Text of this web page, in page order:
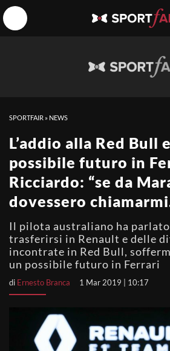
SPORTFAIR » NEWS
L’addio alla Red Bull
possibile futuro in
Ricciardo: “se da
dovessero
Il pilota australiano ha
trasferirsi in Renault e delle
incontrate in Red Bull,
un possibile futuro in Ferrari
di Ernesto Branca 1 Mar 2019 | 10:17